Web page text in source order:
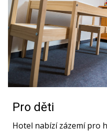
Pro děti
Hotel nabízí zázemí pro